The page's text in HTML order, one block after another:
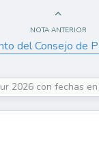
NOTA ANTERIOR
del Consejo de
2026 con fechas